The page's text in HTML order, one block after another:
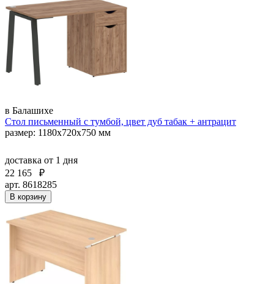
в Балашихе
Стол письменный с тумбой, цвет дуб табак + антрацит
размер: 1180х720х750 мм
доставка от 1 дня
22 165
₽
арт. 8618285
В корзину